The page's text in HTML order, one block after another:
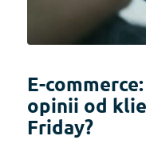
E-
opinii od
Friday?